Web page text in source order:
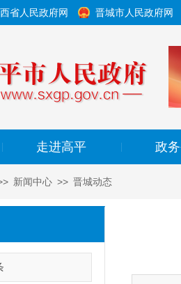
省人民政府网 晋城市人民政府网
走进高平 政
新闻中心 >> 晋城动态